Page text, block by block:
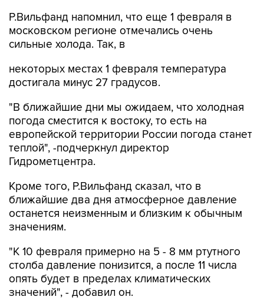
Р.Вильфанд напомнил, что еще 1 февраля в
московском регионе отмечались очень
сильные холода. Так, в
некоторых местах 1 февраля температура
достигала минус 27 градусов.
"В ближайшие дни мы ожидаем, что холодная
погода сместится к востоку, то есть на
европейской территории России погода станет
теплой", -подчеркнул директор
Гидрометцентра.
Кроме того, Р.Вильфанд сказал, что в
ближайшие два дня атмосферное давление
останется неизменным и близким к обычным
значениям.
"К 10 февраля примерно на 5 - 8 мм ртутного
столба давление понизится, а после 11 числа
опять будет в пределах климатических
значений", - добавил он.